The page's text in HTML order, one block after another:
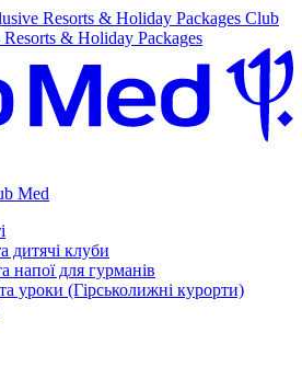
Resorts & Holiday Packages Club
& Holiday Packages
Med
дитячі клуби
напої для гурманів
уроки (Гірськолижні курорти)